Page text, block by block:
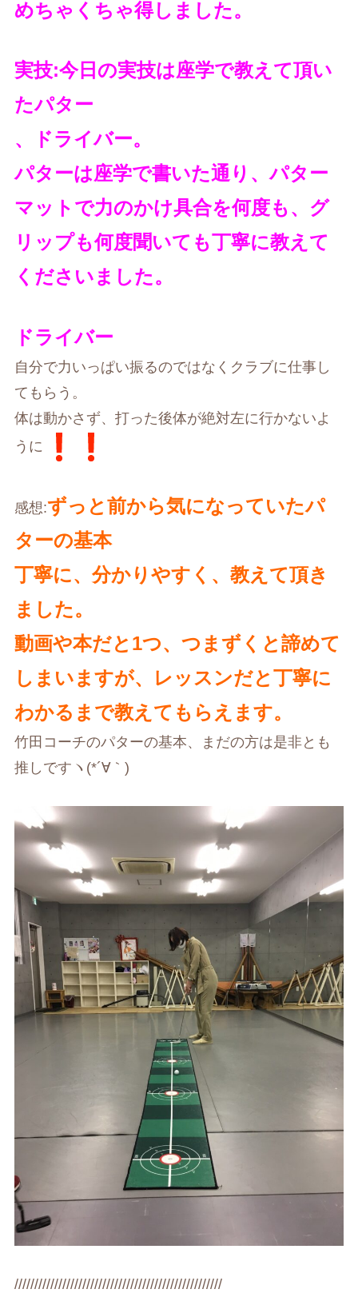
めちゃくちゃ得しました。
実技:今日の実技は座学で教えて頂い
たパター
、ドライバー。
パターは座学で書いた通り、パター
マットで力のかけ具合を何度も、グ
リップも何度聞いても丁寧に教えて
くださいました。
ドライバー
自分で力いっぱい振るのではなくクラブに仕事し
てもらう。
体は動かさず、打った後体が絶対左に行かないよ
うに
感想:ずっと前から気になっていたパ
ターの基本
丁寧に、分かりやすく、教えて頂き
ました。
動画や本だと1つ、つまずくと諦めて
しまいますが、レッスンだと丁寧に
わかるまで教えてもらえます。
竹田コーチのパターの基本、まだの方は是非とも
推しですヽ(*´∀｀)
////////////////////////////////////////////////////